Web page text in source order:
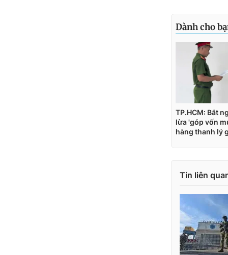
Tin liên